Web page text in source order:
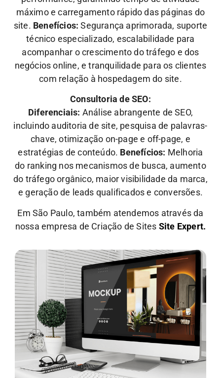
máximo e carregamento rápido das páginas do
site. Benefícios: Segurança aprimorada, suporte
técnico especializado, escalabilidade para
acompanhar o crescimento do tráfego e dos
negócios online, e tranquilidade para os clientes
com relação à hospedagem do site.
Consultoria de SEO:
Diferenciais: Análise abrangente de SEO,
incluindo auditoria de site, pesquisa de palavras-
chave, otimização on-page e off-page, e
estratégias de conteúdo. Benefícios: Melhoria
do ranking nos mecanismos de busca, aumento
do tráfego orgânico, maior visibilidade da marca,
e geração de leads qualificados e conversões.
Em São Paulo, também atendemos através da
nossa empresa de Criação de Sites Site Expert.